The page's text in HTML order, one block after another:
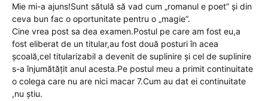
Mie mi-a ajuns!Sunt sătulă să vad cum „romanul e poet” și din
ceva bun fac o oportunitate pentru o „magie”.
Cine vrea post sa dea examen.Postul pe care am fost eu,a
fost eliberat de un titular,au fost două posturi în acea
școală,cel titularizabil a devenit de suplinire și cel de suplinire
s-a înjumătățit anul acesta.Pe postul meu a primit continuitate
o colega care nu are nici macar 7.Cum au dat ei continuitate
,nu știu.